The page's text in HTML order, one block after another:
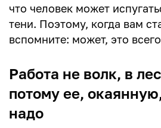
что человек может
тени. Поэтому, когда вам
вспомните: может, это
Работа не волк, в
потому ее,
надо